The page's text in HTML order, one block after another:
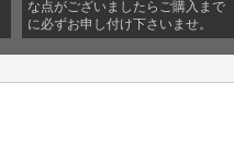
な点がございましたらご購入まで
に必ずお申し付け下さいませ。